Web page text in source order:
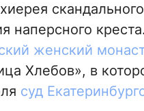
скандального
наперсного
женский
Хлебов», в
суд